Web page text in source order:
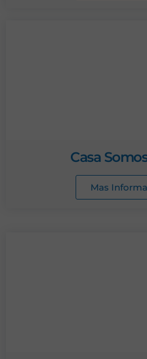
Casa
Mas